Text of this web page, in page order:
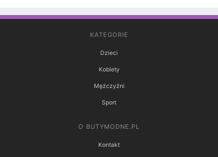
KATEGORIE
Dzieci
Kobiety
Mężczyźni
Sport
O BUTYMODNE.PL
Kontakt